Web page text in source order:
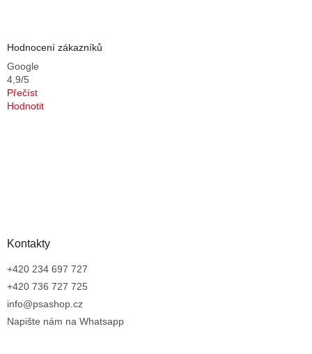
Hodnocení zákazníků
Google
4,9/5
Přečíst
Hodnotit
Kontakty
+420 234 697 727
+420 736 727 725
info@psashop.cz
Napište nám na Whatsapp